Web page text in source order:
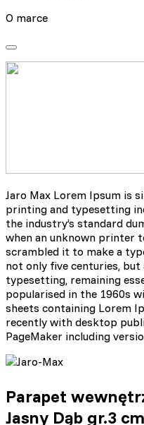
O marce
Jaro Max Lorem Ipsum is
printing and typesetting
the industry’s standard
when an unknown printer
scrambled it to make a
not only five centuries,
typesetting, remaining
popularised in the 1960s
sheets containing Lorem
recently with desktop
PageMaker including
Parapet
Jasny Dąb gr.3 cm